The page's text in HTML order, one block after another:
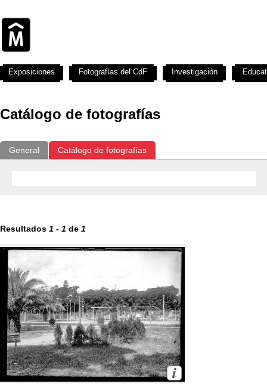
Catálogo de fotografías
General Catálogo de fotografías
Resultados 1 - 1 de 1
Exposiciones Fotografías del CdF Investigación